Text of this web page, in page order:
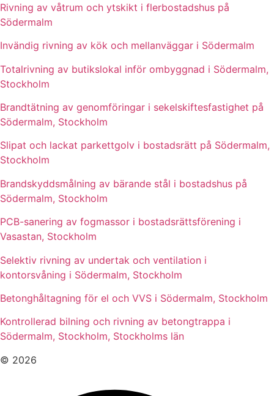
Rivning av våtrum och ytskikt i flerbostadshus på
Södermalm
Invändig rivning av kök och mellanväggar i Södermalm
Totalrivning av butikslokal inför ombyggnad i Södermalm,
Stockholm
Brandtätning av genomföringar i sekelskiftesfastighet på
Södermalm, Stockholm
Slipat och lackat parkettgolv i bostadsrätt på Södermalm,
Stockholm
Brandskyddsmålning av bärande stål i bostadshus på
Södermalm, Stockholm
PCB-sanering av fogmassor i bostadsrättsförening i
Vasastan, Stockholm
Selektiv rivning av undertak och ventilation i
kontorsvåning i Södermalm, Stockholm
Betonghåltagning för el och VVS i Södermalm, Stockholm
Kontrollerad bilning och rivning av betongtrappa i
Södermalm, Stockholm, Stockholms län
© 2026